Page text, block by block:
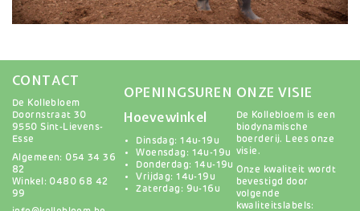
CONTACT
De Kollebloem
Doornstraat 30
9550 Sint-Lievens-
Esse
Algemeen: 054 34 36
82
Winkel: 0480 68 42
99
OPENINGSUREN
Hoevewinkel
Dinsdag: 14u-19u
Woensdag: 14u-19u
Donderdag: 14u-19u
Vrijdag: 14u-19u
Zaterdag: 9u-16u
ONZE VISIE
De Kollebloem is een
biodynamische
boerderij.
Lees onze
visie .
Onze kwaliteit wordt
bevestigd door
volgende
kwaliteitslabels: